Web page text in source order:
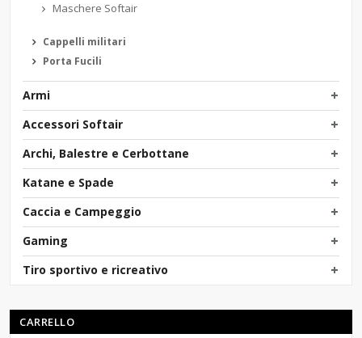
Maschere Softair
Cappelli militari
Porta Fucili
Armi
Accessori Softair
Archi, Balestre e Cerbottane
Katane e Spade
Caccia e Campeggio
Gaming
Tiro sportivo e ricreativo
CARRELLO